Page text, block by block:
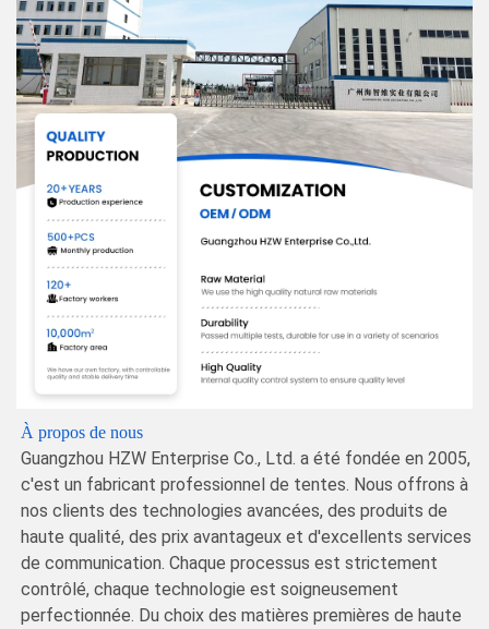
À propos de nous
Guangzhou HZW Enterprise Co., Ltd. a été fondée en 2005,
c'est un fabricant professionnel de tentes. Nous offrons à
nos clients des technologies avancées, des produits de
haute qualité, des prix avantageux et d'excellents services
de communication. Chaque processus est strictement
contrôlé, chaque technologie est soigneusement
perfectionnée. Du choix des matières premières de haute